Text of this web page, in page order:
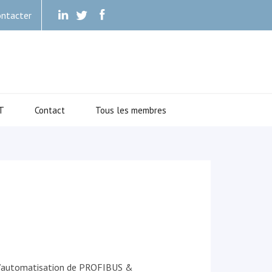
. . .
Contact Tous les membres
de PROFIBUS &